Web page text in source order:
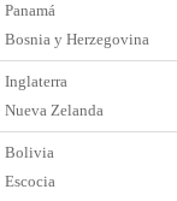
Panamá
Bosnia y Herzegovina
Inglaterra
Nueva Zelanda
Bolivia
Escocia